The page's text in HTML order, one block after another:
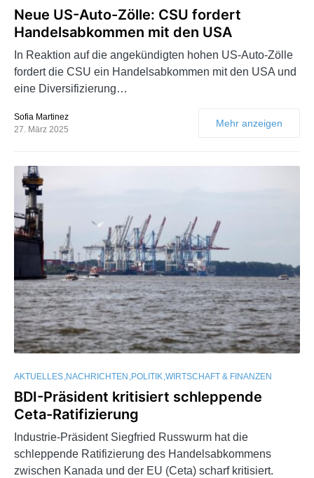
Neue US-Auto-Zölle: CSU fordert
Handelsabkommen mit den USA
In Reaktion auf die angekündigten hohen US-Auto-Zölle
fordert die CSU ein Handelsabkommen mit den USA und
eine Diversifizierung…
Sofia Martinez
27. März 2025
Mehr anzeigen
AKTUELLES NACHRICHTEN POLITIK WIRTSCHAFT & FINANZEN
BDI-Präsident kritisiert schleppende
Ceta-Ratifizierung
Industrie-Präsident Siegfried Russwurm hat die
schleppende Ratifizierung des Handelsabkommens
zwischen Kanada und der EU (Ceta) scharf kritisiert.